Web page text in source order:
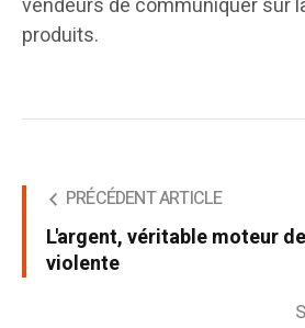
vendeurs de communiquer sur
produits.
PRÉCÉDENT ARTICLE
L'argent, véritable moteur
violente